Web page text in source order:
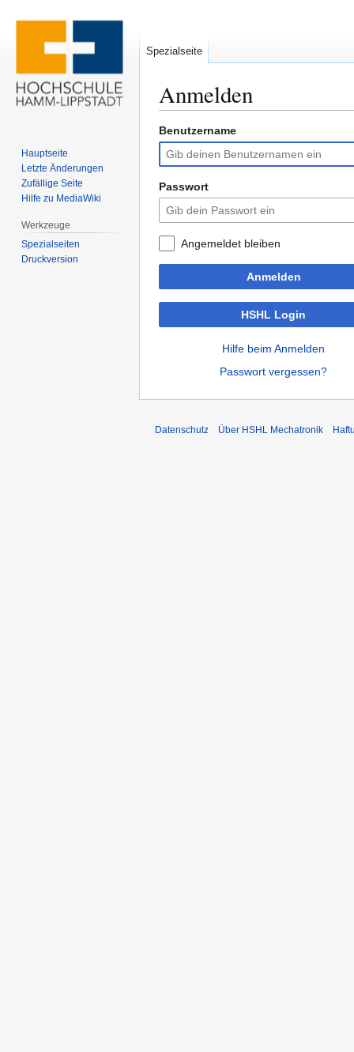
Anmelden
Zur
Navigation
springen
Zur
Suche
springen
Benutzername
Passwort
Angemeldet bleiben
Anmelden
HSHL Login
Hilfe beim Anmelden
Passwort vergessen?
Spezialseite
Hauptseite
Letzte Änderungen
Zufällige Seite
Hilfe zu MediaWiki
Werkzeuge
Spezialseiten
Druckversion
Datenschutz Über HSHL Mechatronik